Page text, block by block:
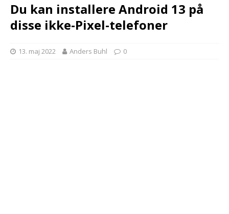
Du kan installere Android 13 på
disse ikke-Pixel-telefoner
13. maj 2022 Anders Buhl 0